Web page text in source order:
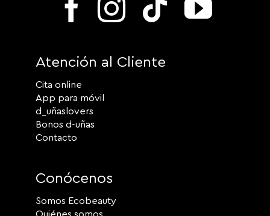
Atención al Cliente
Cita online
App para móvil
d_uñaslovers
Bonos d-uñas
Contacto
Conócenos
Somos Ecobeauty
Quiénes somos